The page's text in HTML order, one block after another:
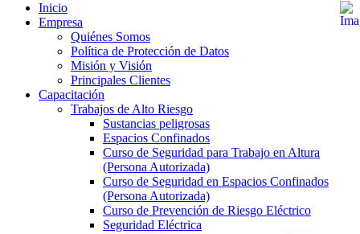
Inicio
Empresa
Quiénes Somos
Política de Protección de Datos
Misión y Visión
Principales Clientes
Capacitación
Trabajos de Alto Riesgo
Sustancias peligrosas
Espacios Confinados
Curso de Seguridad para Trabajo en Altura
(Persona Autorizada)
Curso de Seguridad en Espacios Confinados
(Persona Autorizada)
Curso de Prevención de Riesgo Eléctrico
Seguridad Eléctrica